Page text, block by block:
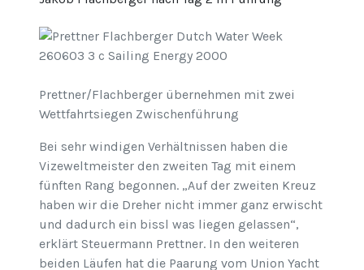
Prettner/Flachberger übernehmen mit zwei
Wettfahrtsiegen Zwischenführung
Bei sehr windigen Verhältnissen haben die
Vizeweltmeister den zweiten Tag mit einem
fünften Rang begonnen. „Auf der zweiten Kreuz
haben wir die Dreher nicht immer ganz erwischt
und dadurch ein bissl was liegen gelassen“,
erklärt Steuermann Prettner. In den weiteren
beiden Läufen hat die Paarung vom Union Yacht